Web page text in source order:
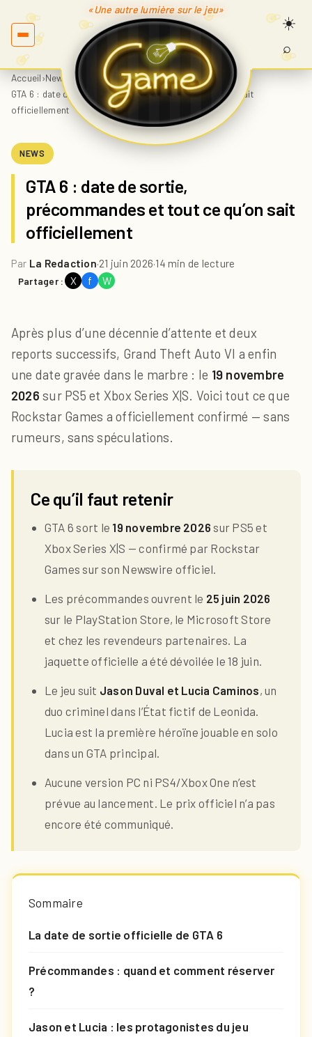
«Une autre lumière sur le jeu»
⌕
Accueil›News
GTA 6 : date de sortie, précommandes et tout ce qu’on sait
officiellement
NEWS
GTA 6 : date de sortie,
précommandes et tout ce qu’on sait
officiellement
Par La Redaction·21 juin 2026·14 min de lecture
Partager : X f W
Après plus d’une décennie d’attente et deux
reports successifs, Grand Theft Auto VI a enfin
une date gravée dans le marbre : le 19 novembre
2026 sur PS5 et Xbox Series X|S. Voici tout ce que
Rockstar Games a officiellement confirmé — sans
rumeurs, sans spéculations.
Ce qu’il faut retenir
GTA 6 sort le 19 novembre 2026 sur PS5 et
Xbox Series X|S — confirmé par Rockstar
Games sur son Newswire officiel.
Les précommandes ouvrent le 25 juin 2026
sur le PlayStation Store, le Microsoft Store
et chez les revendeurs partenaires. La
jaquette officielle a été dévoilée le 18 juin.
Le jeu suit Jason Duval et Lucia Caminos, un
duo criminel dans l’État fictif de Leonida.
Lucia est la première héroïne jouable en solo
dans un GTA principal.
Aucune version PC ni PS4/Xbox One n’est
prévue au lancement. Le prix officiel n’a pas
encore été communiqué.
Sommaire
La date de sortie officielle de GTA 6
Précommandes : quand et comment réserver
?
Jason et Lucia : les protagonistes du jeu